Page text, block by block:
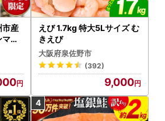
市産
ス
2
ャ
ツ
えび 1.7kg 特大5Lサイズ む
きえび
大阪府泉佐野市
(392)
9,000